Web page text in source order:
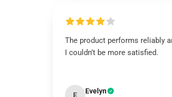
The product performs reliably
I couldn’t be more satisfied.
E Evelyn